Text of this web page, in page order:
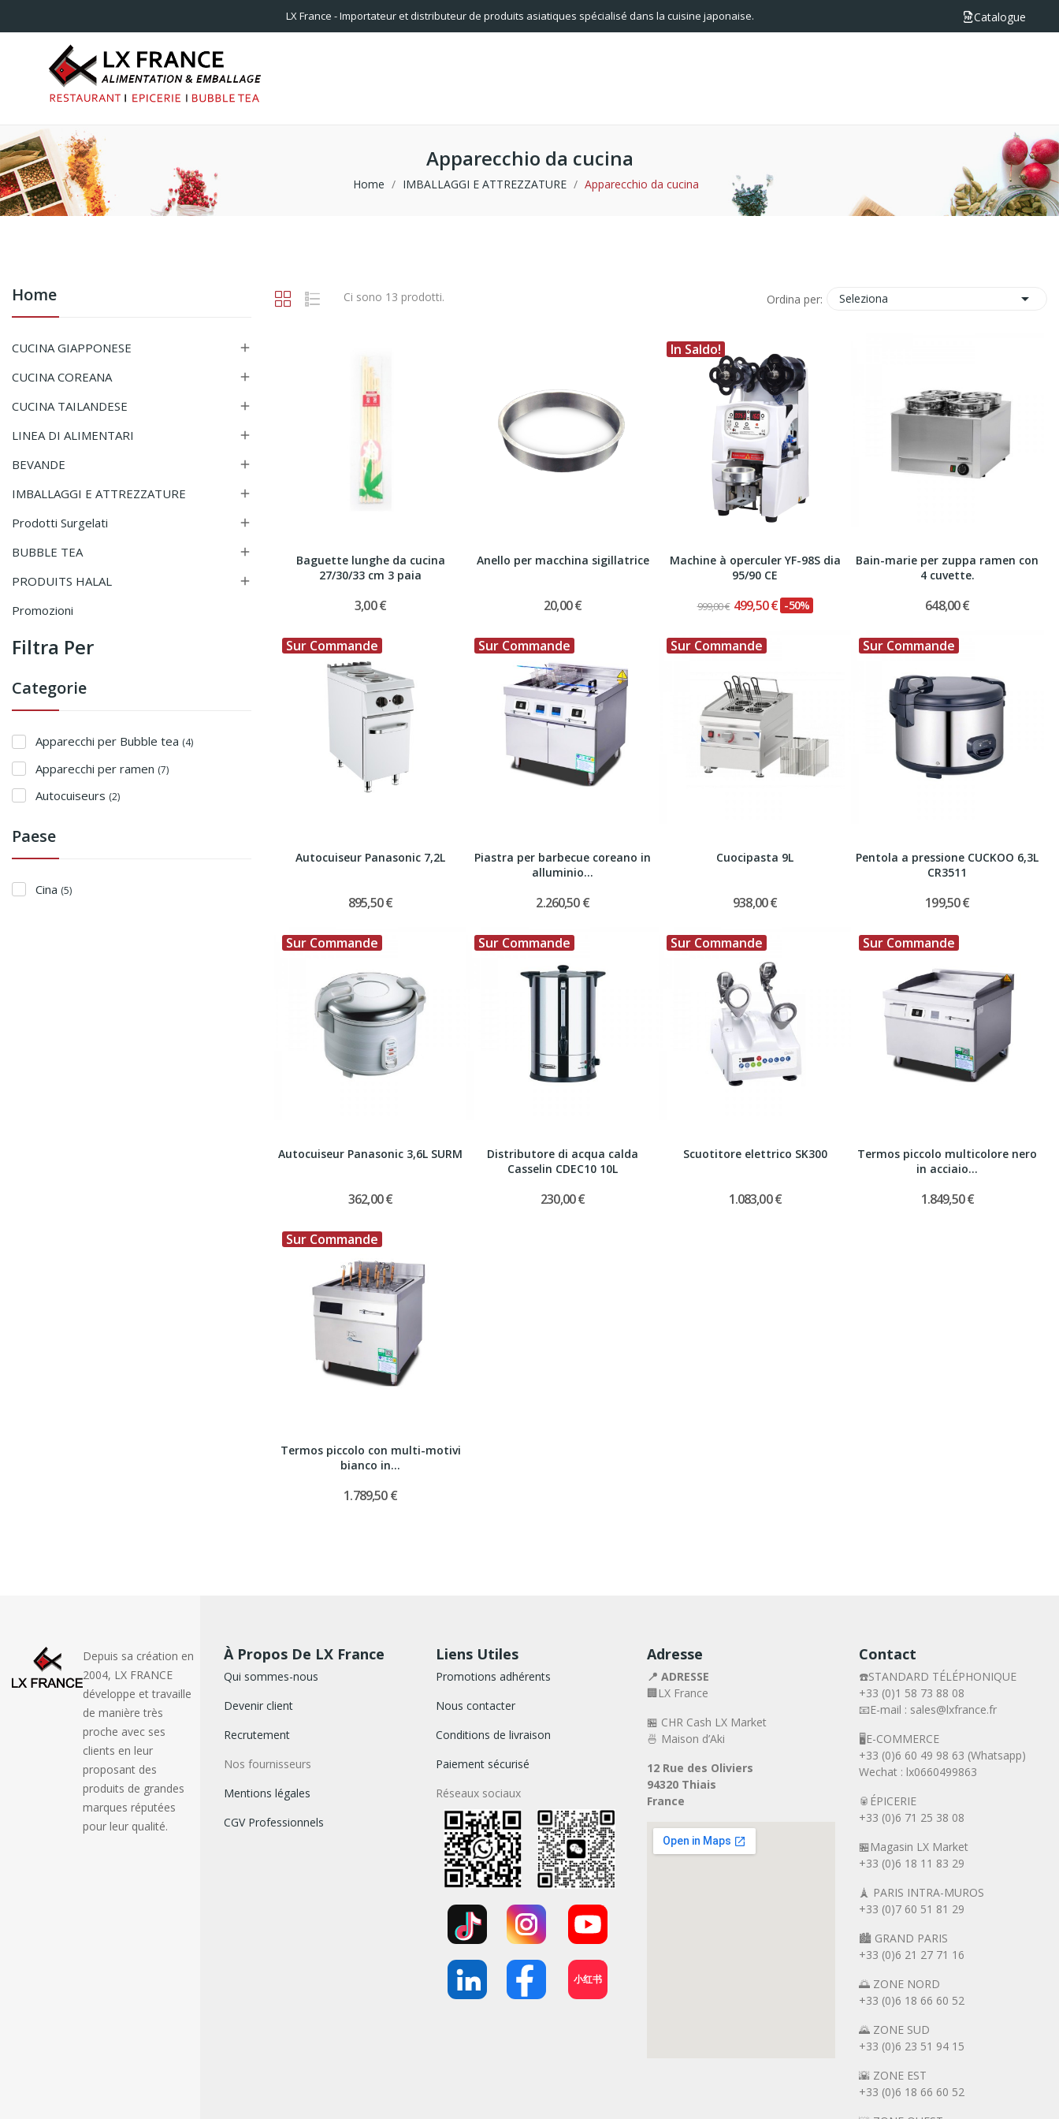
LX France - Importateur et distributeur de produits asiatiques spécialisé dans la cuisine japonaise. Catalogue
Apparecchio da cucina
Home IMBALLAGGI E ATTREZZATURE Apparecchio da cucina
Home
CUCINA GIAPPONESE 
CUCINA COREANA 
CUCINA TAILANDESE 
LINEA DI ALIMENTARI 
BEVANDE 
IMBALLAGGI E ATTREZZATURE 
Prodotti Surgelati 
BUBBLE TEA 
PRODUITS HALAL 
Promozioni
Filtra Per
Categorie
Apparecchi per Bubble tea (4)
Apparecchi per ramen (7)
Autocuiseurs (2)
Paese
Cina (5)
Ci sono 13 prodotti. Ordina per: Seleziona 
Baguette lunghe da cucina
27/30/33 cm 3 paia
3,00 €
Anello per macchina sigillatrice
20,00 €
In Saldo!
Machine à operculer YF-98S dia
95/90 CE
999,00 € 499,50 € -50%
Bain-marie per zuppa ramen con
4 cuvette.
648,00 €
Sur Commande
Autocuiseur Panasonic 7,2L
895,50 €
Sur Commande
Piastra per barbecue coreano in
alluminio...
2.260,50 €
Sur Commande
Cuocipasta 9L
938,00 €
Sur Commande
Pentola a pressione CUCKOO 6,3L
CR3511
199,50 €
Sur Commande
Autocuiseur Panasonic 3,6L SURM
362,00 €
Sur Commande
Distributore di acqua calda
Casselin CDEC10 10L
230,00 €
Sur Commande
Scuotitore elettrico SK300
1.083,00 €
Sur Commande
Termos piccolo multicolore nero
in acciaio...
1.849,50 €
Sur Commande
Termos piccolo con multi-motivi
bianco in...
1.789,50 €
Depuis sa création en
2004, LX FRANCE
développe et travaille
de manière très
proche avec ses
clients en leur
proposant des
produits de grandes
marques réputées
pour leur qualité.
À Propos De LX France
Qui sommes-nous
Devenir client
Recrutement
Nos fournisseurs
Mentions légales
CGV Professionnels
Liens Utiles
Promotions adhérents
Nous contacter
Conditions de livraison
Paiement sécurisé
Réseaux sociaux
小红书
Adresse
📍 ADRESSE
🏢LX France
🏪 CHR Cash LX Market
🍜 Maison d’Aki
12 Rue des Oliviers
94320 Thiais
France
Contact
☎️STANDARD TÉLÉPHONIQUE
+33 (0)1 58 73 88 08
📧E-mail : sales@lxfrance.fr
🖥️E-COMMERCE
+33 (0)6 60 49 98 63 (Whatsapp)
Wechat : lx0660499863
🥫ÉPICERIE
+33 (0)6 71 25 38 08
🏪Magasin LX Market
+33 (0)6 18 11 83 29
🗼 PARIS INTRA-MUROS
+33 (0)7 60 51 81 29
🏙️ GRAND PARIS
+33 (0)6 21 27 71 16
🌅 ZONE NORD
+33 (0)6 18 66 60 52
🌄 ZONE SUD
+33 (0)6 23 51 94 15
🌇 ZONE EST
+33 (0)6 18 66 60 52